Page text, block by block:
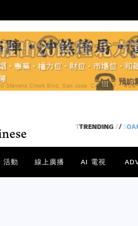
TRENDING /
活動 線上廣播 AI 電視